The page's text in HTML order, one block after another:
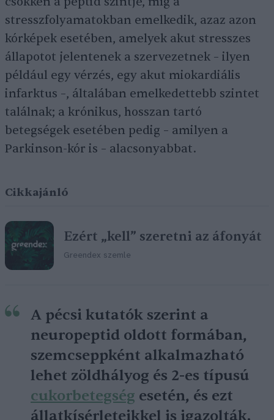
stresszfolyamatokban emelkedik, azaz azon
kórképek esetében, amelyek akut stresszes
állapotot jelentenek a szervezetnek – ilyen
például egy vérzés, egy akut miokardiális
infarktus –, általában emelkedettebb szintet
találnak; a krónikus, hosszan tartó
betegségek esetében pedig – amilyen a
Parkinson-kór is – alacsonyabbat.
Cikkajánló
Ezért „kell” szeretni az áfonyát
Greendex szemle
A pécsi kutatók szerint a
neuropeptid oldott formában,
szemcseppként alkalmazható
lehet zöldhályog és 2-es típusú
cukorbetegség esetén, és ezt
állatkísérleteikkel is igazolták.